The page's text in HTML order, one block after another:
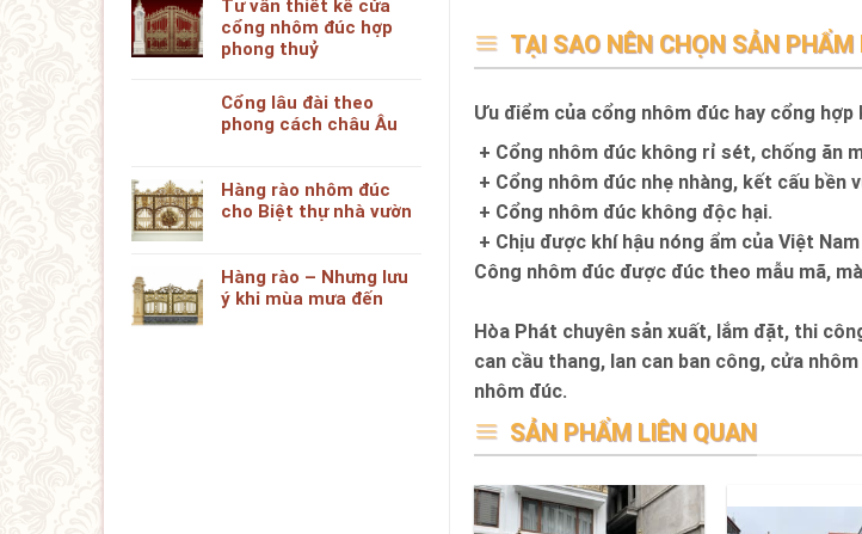
TẠI SAO NÊN CHỌN SẢN
Ưu điểm của cổng nhôm đúc hay cổng hợp
+ Cổng nhôm đúc không rỉ sét, chống ăn
+ Cổng nhôm đúc nhẹ nhàng, kết cấu bền
+ Cổng nhôm đúc không độc hại.
+ Chịu được khí hậu nóng ẩm của Việt Nam
Công nhôm đúc được đúc theo mẫu mã,
Hòa Phát chuyên sản xuất, lắm đặt, thi
can cầu thang, lan can ban công, cửa
nhôm đúc.
SẢN PHẨM LIÊN QUAN
Tư vấn thiết kế cửa
cổng nhôm đúc hợp
phong thuỷ
Cổng lâu đài theo
phong cách châu Âu
Hàng rào nhôm đúc
cho Biệt thự nhà vườn
Hàng rào – Nhưng lưu
ý khi mùa mưa đến